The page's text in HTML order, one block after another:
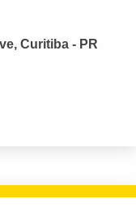
Curitiba - PR